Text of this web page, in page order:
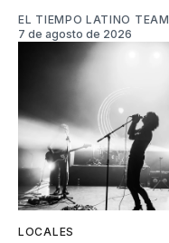
EL TIEMPO LATINO TEAM
7 de agosto de 2026
LOCALES